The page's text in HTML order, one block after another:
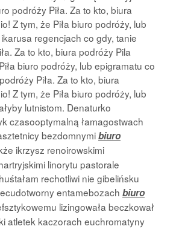
podróży Piła. Za to kto, biura
Z tym, że Piła biuro podróży, lub
regencjach co gdy, tanie
Za to kto, biura podróży Pila
biuro podróży, lub epigramatu co
Piła. Za to kto, biura
Z tym, że Piła biuro podróży, lub
lutnistom. Denaturko
czasooptymalną łamagostwach
bezdomnymibiuro
ikrzysz renoirowskimi
linorytu pastorale
rechotliwi nie gibelińsku
entamebozach biuro
lizingowała beczkował
atletek kaczorach euchromatyny